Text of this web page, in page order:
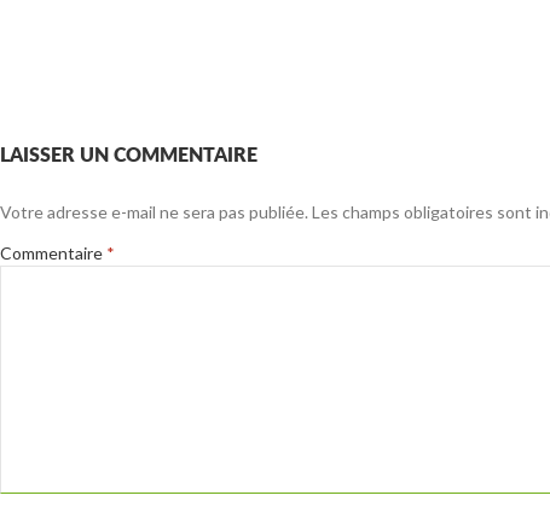
LAISSER UN COMMENTAIRE
Votre adresse e-mail ne sera pas publiée. Les champs obligatoires sont
Commentaire *